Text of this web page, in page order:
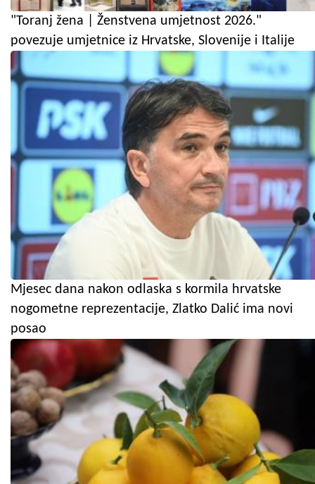
"Toranj žena | Ženstvena umjetnost 2026."
povezuje umjetnice iz Hrvatske, Slovenije i Italije
Mjesec dana nakon odlaska s kormila hrvatske
nogometne reprezentacije, Zlatko Dalić ima novi
posao